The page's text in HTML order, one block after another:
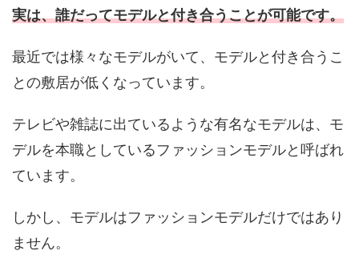
実は、誰だってモデルと付き合うことが可能です。
最近では様々なモデルがいて、モデルと付き合うこ
との敷居が低くなっています。
テレビや雑誌に出ているような有名なモデルは、モ
デルを本職としているファッションモデルと呼ばれ
ています。
しかし、モデルはファッションモデルだけではあり
ません。